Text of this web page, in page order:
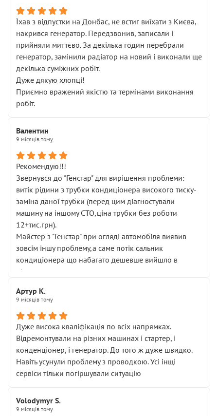
Їхав з відпустки на Донбас, не встиг виїхати з Києва,
накрився генератор. Передзвонив, записали і
прийняли миттєво. За декілька годин перебрали
генератор, замінили радіатор на новий і виконали ще
декілька суміжних робіт.
Дуже дякую хлопці!
Приємно вражений якістю та термінами виконання
робіт.
Валентин
9 місяців тому
Рекомендую!!!
Звернувся до "Генстар" для вирішення проблеми:
витік рідини з трубки кондиціонера високого тиску-
заміна даної трубки (перед цим діагностували
машину на іншому СТО,ціна трубки без роботи
12+тис.грн).
Майстер з "Генстар" при огляді автомобіля виявив
зовсім іншу проблему,а саме потік сальник
кондиціонера що набагато дешевше вийшло в
підсумку.
Артур К.
9 місяців тому
Дуже висока кваліфікація по всіх напрямках.
Відремонтували на різних машинах і стартер, і
конденціонер, і генератор. До того ж дуже швидко.
Навіть усунули проблему з проводкою. Усі інщі
сервіси тільки погіршували ситуацію
Volodymyr S.
9 місяців тому